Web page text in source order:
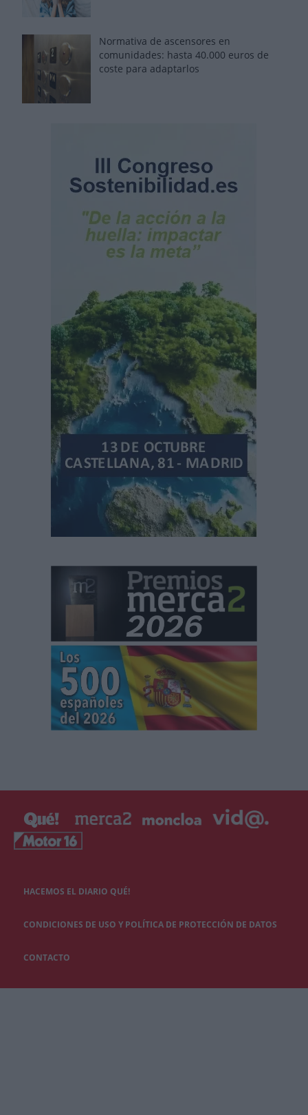
Normativa de ascensores en
comunidades: hasta 40.000 euros de
coste para adaptarlos
HACEMOS EL DIARIO QUÉ!
CONDICIONES DE USO Y POLÍTICA DE PROTECCIÓN DE DATOS
CONTACTO